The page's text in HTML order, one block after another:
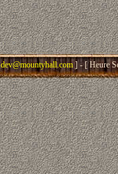
dev@mountyhall.com ] - [ Heure